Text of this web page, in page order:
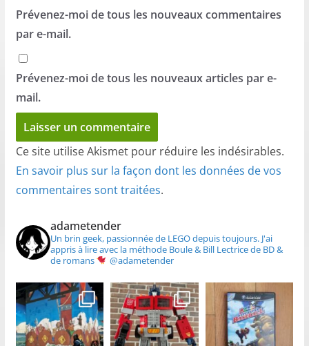
Prévenez-moi de tous les nouveaux commentaires
par e-mail.
Prévenez-moi de tous les nouveaux articles par e-
mail.
Ce site utilise Akismet pour réduire les indésirables.
En savoir plus sur la façon dont les données de vos
commentaires sont traitées.
adametender
Un brin geek, passionnée de LEGO depuis toujours.J'ai
appris à lire avec la méthode Boule & Bill Lectrice de BD &
de romans
@adametender